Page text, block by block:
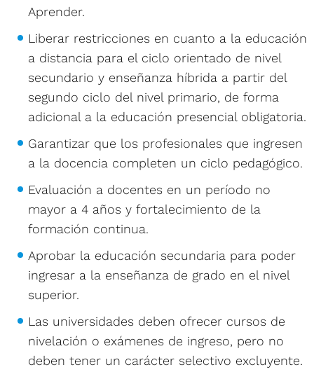
Aprender.
Liberar restricciones en cuanto a la educación
a distancia para el ciclo orientado de nivel
secundario y enseñanza híbrida a partir del
segundo ciclo del nivel primario, de forma
adicional a la educación presencial obligatoria.
Garantizar que los profesionales que ingresen
a la docencia completen un ciclo pedagógico.
Evaluación a docentes en un período no
mayor a 4 años y fortalecimiento de la
formación continua.
Aprobar la educación secundaria para poder
ingresar a la enseñanza de grado en el nivel
superior.
Las universidades deben ofrecer cursos de
nivelación o exámenes de ingreso, pero no
deben tener un carácter selectivo excluyente.